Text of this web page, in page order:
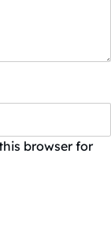
browser for